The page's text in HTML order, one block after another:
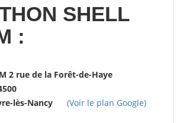
SHELL
:
2 rue de la Forêt-de-Haye
lès-Nancy
(Voir le plan Google)